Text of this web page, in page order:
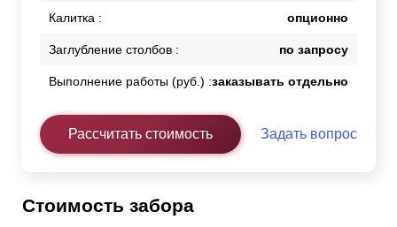
Калитка : опционно
Заглубление столбов : по запросу
Выполнение работы (руб.) :заказывать отдельно
Рассчитать стоимость Задать вопрос
Стоимость забора